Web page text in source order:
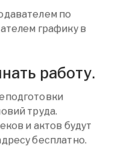
по
графику в
работу.
труда.
и актов будут
бесплатно.